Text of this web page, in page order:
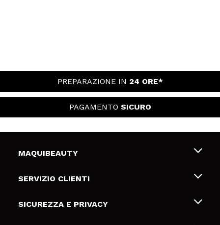
PREPARAZIONE IN 24 ORE*
PAGAMENTO SICURO
MAQUIBEAUTY
Chi siamo
Gift Cards
SERVIZIO CLIENTI
Spedizioni & Resi
SICUREZZA E PRIVACY